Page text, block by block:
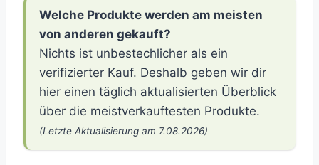
Welche Produkte werden am meisten
von anderen gekauft?
Nichts ist unbestechlicher als ein
verifizierter Kauf. Deshalb geben wir dir
hier einen täglich aktualisierten Überblick
über die meistverkauftesten Produkte.
(Letzte Aktualisierung am 7.08.2026)